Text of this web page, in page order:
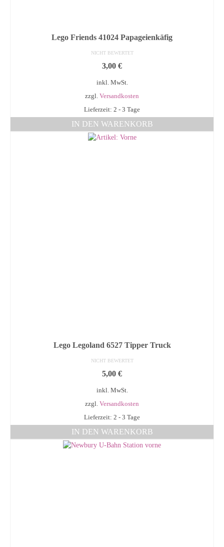
Lego Friends 41024 Papageienkäfig
NICHT BEWERTET
3,00 €
inkl. MwSt.
zzgl. Versandkosten
Lieferzeit: 2 - 3 Tage
IN DEN WARENKORB
Lego Legoland 6527 Tipper Truck
NICHT BEWERTET
5,00 €
inkl. MwSt.
zzgl. Versandkosten
Lieferzeit: 2 - 3 Tage
IN DEN WARENKORB